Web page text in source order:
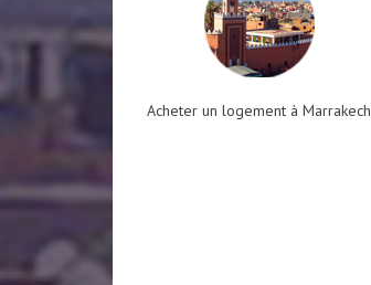
Acheter un logement à Marrakech